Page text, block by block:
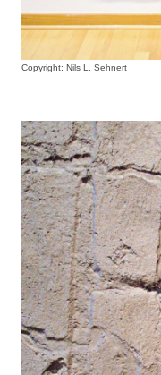
Copyright: Nils L. Sehnert